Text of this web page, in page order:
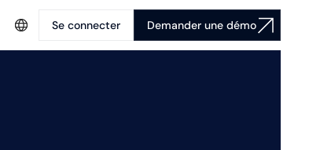
Se connecter Demander une démo